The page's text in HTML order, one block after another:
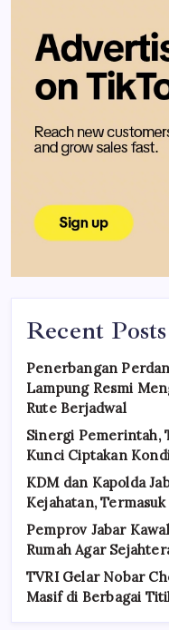
Recent Posts
Penerbangan
Lampung Resmi
Rute Berjadwal
Sinergi Pemerintah,
Kunci Ciptakan
KDM dan Kapolda
Kejahatan,
Pemprov Jabar
Rumah Agar
TVRI Gelar Nobar
Masif di Berbagai